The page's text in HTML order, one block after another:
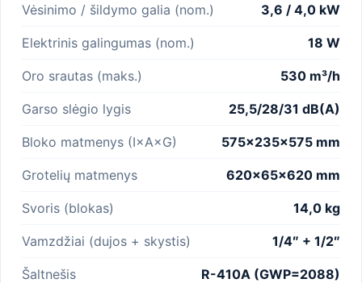
Vėsinimo / šildymo galia (nom.) 3,6 / 4,0 kW
Elektrinis galingumas (nom.) 18 W
Oro srautas (maks.) 530 m³/h
Garso slėgio lygis 25,5/28/31 dB(A)
Bloko matmenys (I×A×G) 575×235×575 mm
Grotelių matmenys 620×65×620 mm
Svoris (blokas) 14,0 kg
Vamzdžiai (dujos + skystis) 1/4″ + 1/2″
Šaltnešis R-410A (GWP=2088)